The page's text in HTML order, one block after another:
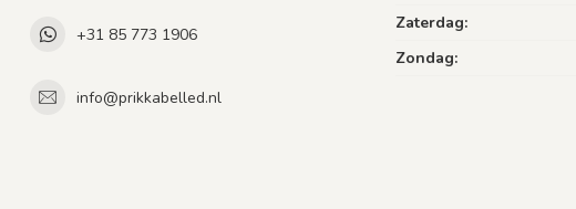
+31 85 773 1906
info@prikkabelled.nl
Zaterdag:
Zondag: